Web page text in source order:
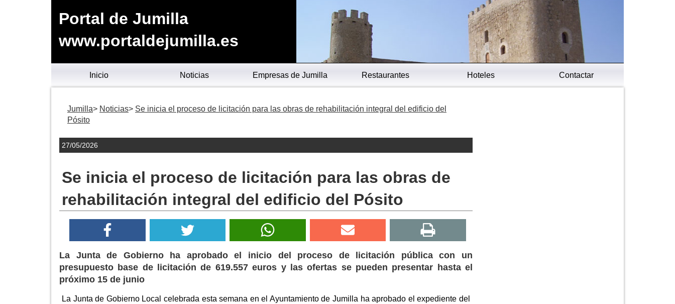
Portal de Jumilla
www.portaldejumilla.es
Inicio Noticias Empresas de Jumilla Restaurantes Hoteles Contactar
Jumilla Noticias
Se inicia el proceso de licitación para las obras de rehabilitación integral del edificio del
Pósito
27/05/2026
Se inicia el proceso de licitación para las obras de
rehabilitación integral del edificio del Pósito
La Junta de Gobierno ha aprobado el inicio del proceso de licitación pública con un
presupuesto base de licitación de 619.557 euros y las ofertas se pueden presentar hasta el
próximo 15 de junio
La Junta de Gobierno Local celebrada esta semana en el Ayuntamiento de Jumilla ha aprobado el expediente del